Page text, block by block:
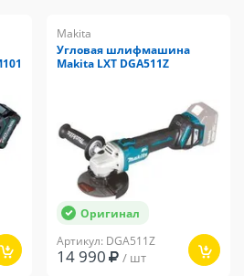
Makita
Угловая шлифмашина
Makita LXT DGA511Z
Оригинал
Артикул: DGA511Z
14 990 / шт